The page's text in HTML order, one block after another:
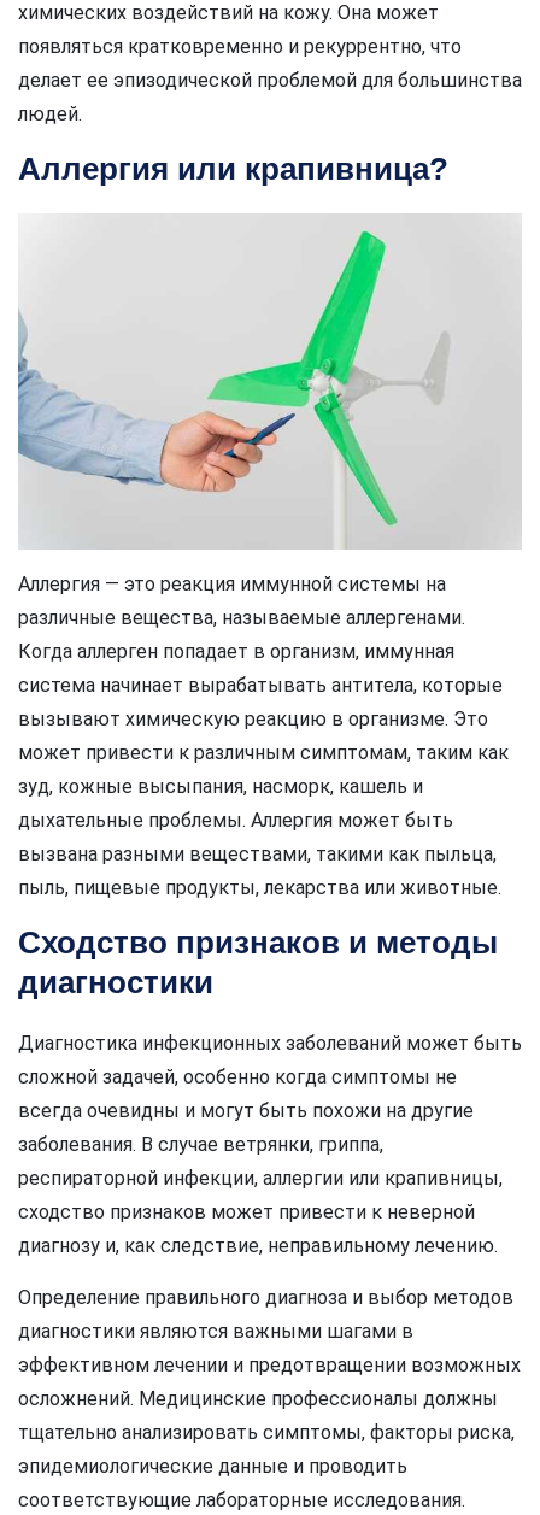
химических воздействий на кожу. Она может
появляться кратковременно и рекуррентно, что
делает ее эпизодической проблемой для большинства
людей.
Аллергия или крапивница?
Аллергия — это реакция иммунной системы на
различные вещества, называемые аллергенами.
Когда аллерген попадает в организм, иммунная
система начинает вырабатывать антитела, которые
вызывают химическую реакцию в организме. Это
может привести к различным симптомам, таким как
зуд, кожные высыпания, насморк, кашель и
дыхательные проблемы. Аллергия может быть
вызвана разными веществами, такими как пыльца,
пыль, пищевые продукты, лекарства или животные.
Сходство признаков и методы
диагностики
Диагностика инфекционных заболеваний может быть
сложной задачей, особенно когда симптомы не
всегда очевидны и могут быть похожи на другие
заболевания. В случае ветрянки, гриппа,
респираторной инфекции, аллергии или крапивницы,
сходство признаков может привести к неверной
диагнозу и, как следствие, неправильному лечению.
Определение правильного диагноза и выбор методов
диагностики являются важными шагами в
эффективном лечении и предотвращении возможных
осложнений. Медицинские профессионалы должны
тщательно анализировать симптомы, факторы риска,
эпидемиологические данные и проводить
соответствующие лабораторные исследования.